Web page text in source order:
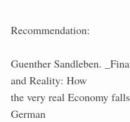
Recommendation:
Guenther Sandleben.
and Reality: How
the very real Economy
German